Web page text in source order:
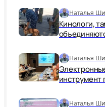
Наталья
Кинологи,
Наталья
инструмент
Наталья